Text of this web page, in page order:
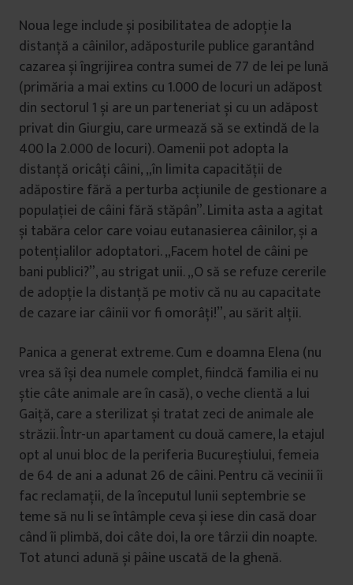
Noua lege include și posibilitatea de adopție la
distanță a câinilor, adăposturile publice garantând
cazarea și îngrijirea contra sumei de 77 de lei pe lună
(primăria a mai extins cu 1.000 de locuri un adăpost
din sectorul 1 și are un parteneriat și cu un adăpost
privat din Giurgiu, care urmează să se extindă de la
400 la 2.000 de locuri). Oamenii pot adopta la
distanță oricâți câini, „în limita capacității de
adăpostire fără a perturba acțiunile de gestionare a
populației de câini fără stăpân”. Limita asta a agitat
și tabăra celor care voiau eutanasierea câinilor, și a
potențialilor adoptatori. „Facem hotel de câini pe
bani publici?”, au strigat unii. „O să se refuze cererile
de adopție la distanță pe motiv că nu au capacitate
de cazare iar câinii vor fi omorâți!”, au sărit alții.
Panica a generat extreme. Cum e doamna Elena (nu
vrea să își dea numele complet, fiindcă familia ei nu
știe câte animale are în casă), o veche clientă a lui
Gaiță, care a sterilizat și tratat zeci de animale ale
străzii. Într-un apartament cu două camere, la etajul
opt al unui bloc de la periferia Bucureștiului, femeia
de 64 de ani a adunat 26 de câini. Pentru că vecinii îi
fac reclamații, de la începutul lunii septembrie se
teme să nu li se întâmple ceva și iese din casă doar
când îi plimbă, doi câte doi, la ore târzii din noapte.
Tot atunci adună și pâine uscată de la ghenă.